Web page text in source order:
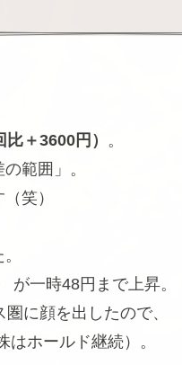
＋3600円） 。
範囲」。
笑）
が一時48円まで上昇。
に顔を出したので、
ホールド継続）。